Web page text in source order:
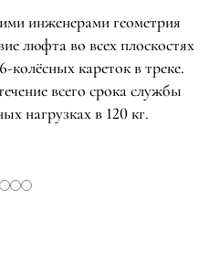
инженерами геометрия
люфта во всех плоскостях
колёсных кареток в треке.
всего срока службы
нагрузках в 120 кг.